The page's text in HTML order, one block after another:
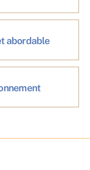
abordable